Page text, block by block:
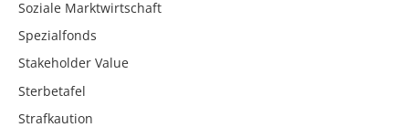
Soziale Marktwirtschaft
Spezialfonds
Stakeholder Value
Sterbetafel
Strafkaution